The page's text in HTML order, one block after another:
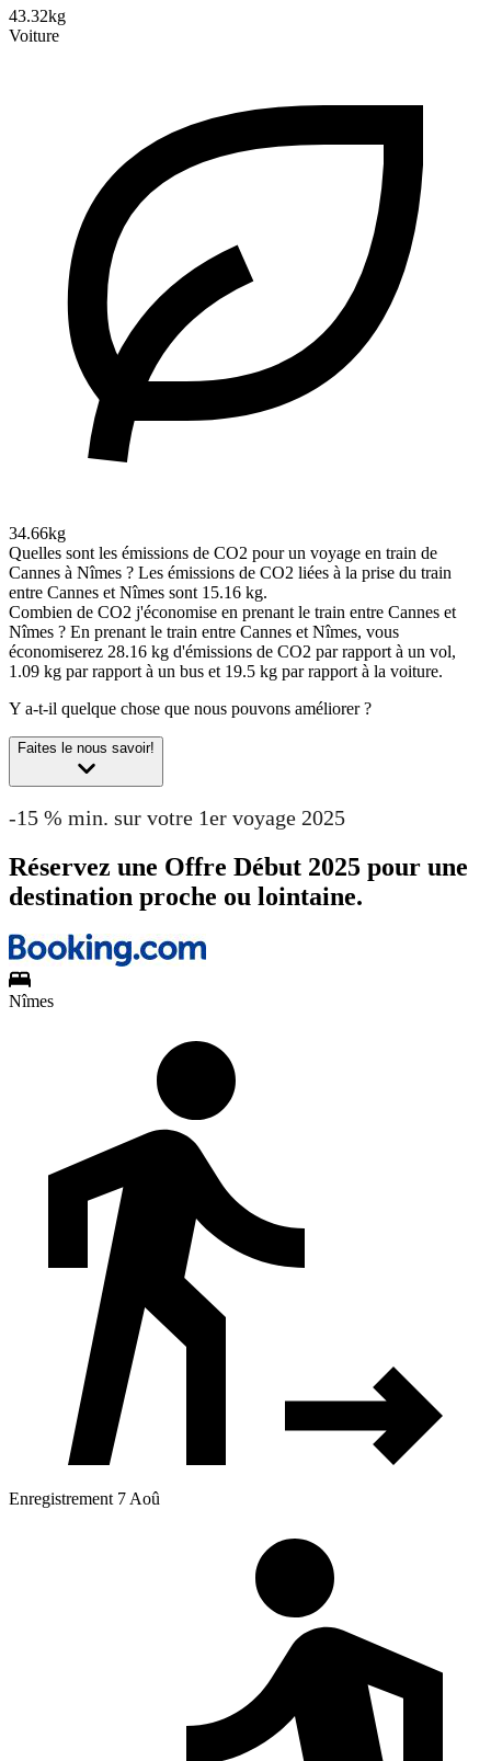
43.32kg
Voiture
34.66kg
Quelles sont les émissions de CO2 pour un voyage en train de
Cannes à Nîmes ? Les émissions de CO2 liées à la prise du train
entre Cannes et Nîmes sont 15.16 kg.
Combien de CO2 j'économise en prenant le train entre Cannes et
Nîmes ? En prenant le train entre Cannes et Nîmes, vous
économiserez 28.16 kg d'émissions de CO2 par rapport à un vol,
1.09 kg par rapport à un bus et 19.5 kg par rapport à la voiture.
Y a-t-il quelque chose que nous pouvons améliorer ?
Faites le nous savoir!
-15 % min. sur votre 1er voyage 2025
Réservez une Offre Début 2025 pour une
destination proche ou lointaine.
Nîmes
Enregistrement 7 Aoû